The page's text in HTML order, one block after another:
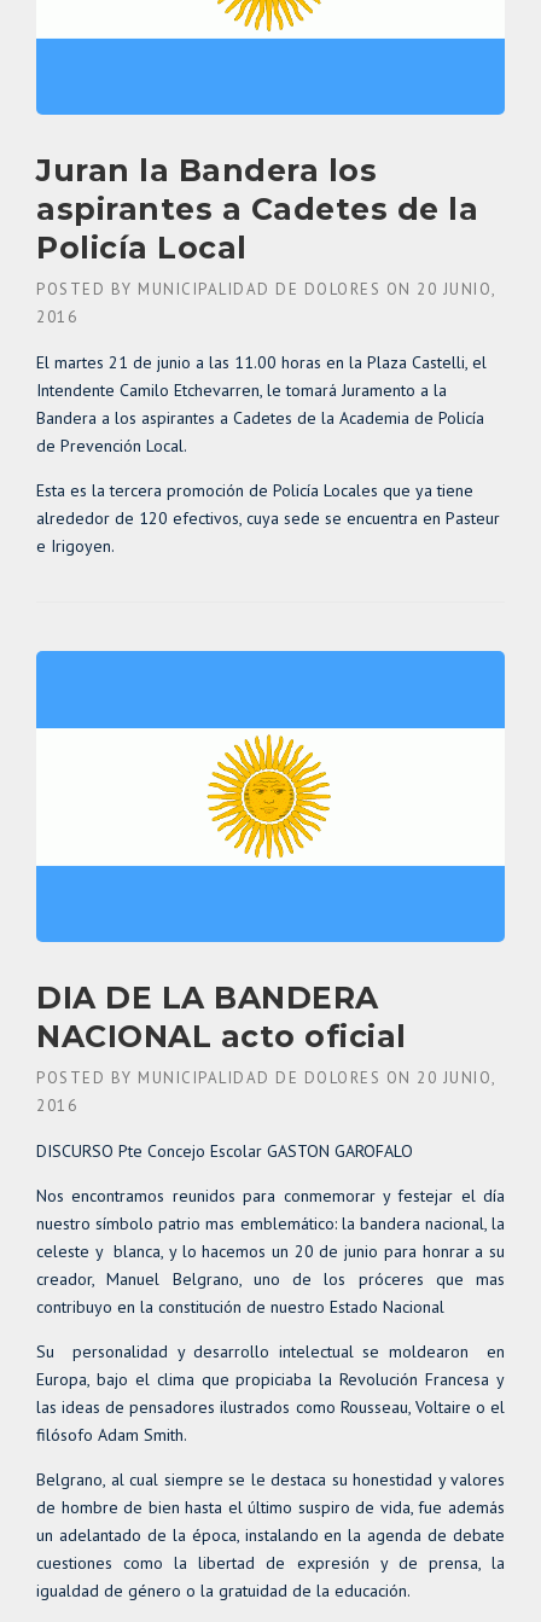
Juran la Bandera los
aspirantes a Cadetes de la
Policía Local
POSTED BY MUNICIPALIDAD DE DOLORES ON 20 JUNIO,
2016
El martes 21 de junio a las 11.00 horas en la Plaza Castelli, el
Intendente Camilo Etchevarren, le tomará Juramento a la
Bandera a los aspirantes a Cadetes de la Academia de Policía
de Prevención Local.
Esta es la tercera promoción de Policía Locales que ya tiene
alrededor de 120 efectivos, cuya sede se encuentra en Pasteur
e Irigoyen.
DIA DE LA BANDERA
NACIONAL acto oficial
POSTED BY MUNICIPALIDAD DE DOLORES ON 20 JUNIO,
2016
DISCURSO Pte Concejo Escolar GASTON GAROFALO
Nos encontramos reunidos para conmemorar y festejar el día
nuestro símbolo patrio mas emblemático: la bandera nacional, la
celeste y blanca, y lo hacemos un 20 de junio para honrar a su
creador, Manuel Belgrano, uno de los próceres que mas
contribuyo en la constitución de nuestro Estado Nacional
Su personalidad y desarrollo intelectual se moldearon en
Europa, bajo el clima que propiciaba la Revolución Francesa y
las ideas de pensadores ilustrados como Rousseau, Voltaire o el
filósofo Adam Smith.
Belgrano, al cual siempre se le destaca su honestidad y valores
de hombre de bien hasta el último suspiro de vida, fue además
un adelantado de la época, instalando en la agenda de debate
cuestiones como la libertad de expresión y de prensa, la
igualdad de género o la gratuidad de la educación.